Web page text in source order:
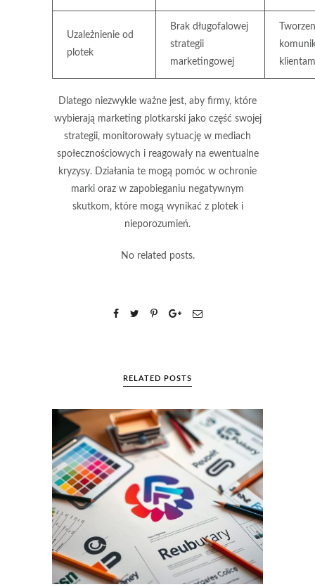
Uzależnienie od
plotek
Brak długofalowej
strategii
marketingowej
Dlatego niezwykle ważne jest, aby firmy, które
wybierają marketing plotkarski jako część swojej
strategii, monitorowały sytuację w mediach
społecznościowych i reagowały na ewentualne
kryzysy. Działania te mogą pomóc w ochronie
marki oraz w zapobieganiu negatywnym
skutkom, które mogą wynikać z plotek i
nieporozumień.
No related posts.
RELATED POSTS